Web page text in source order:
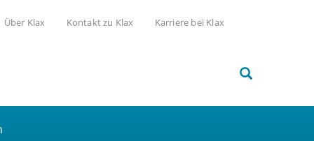
Karriere bei Klax
Kontakt zu Klax
Über Klax